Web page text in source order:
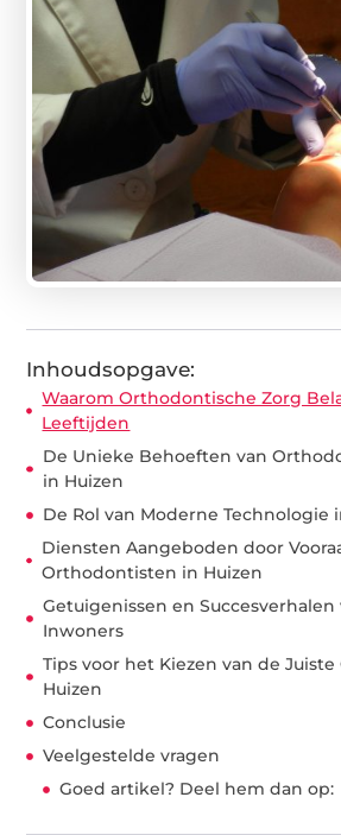
Inhoudsopgave:
Waarom Orthodontische Zorg
Leeftijden
De Unieke Behoeften van
in Huizen
De Rol van Moderne
Diensten Aangeboden door
Orthodontisten in Huizen
Getuigenissen en Succesverhalen
Inwoners
Tips voor het Kiezen van de
Huizen
Conclusie
Veelgestelde vragen
Goed artikel? Deel hem dan op: